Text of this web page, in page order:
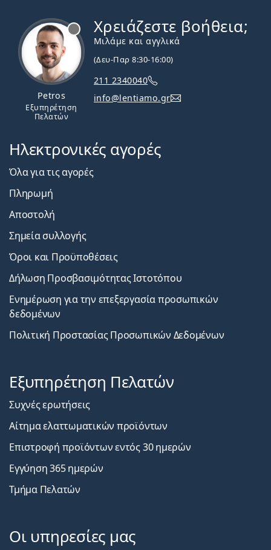
Petros
Εξυπηρέτηση
Πελατών
Χρειάζεστε βοήθεια;
Μιλάμε και αγγλικά
(Δευ-Παρ 8:30-16:00)
211 2340040
info@lentiamo.gr
Ηλεκτρονικές αγορές
Όλα για τις αγορές
Πληρωμή
Αποστολή
Σημεία συλλογής
Όροι και Προϋποθέσεις
Δήλωση Προσβασιμότητας Ιστοτόπου
Ενημέρωση για την επεξεργασία προσωπικών
δεδομένων
Πολιτική Προστασίας Προσωπικών Δεδομένων
Εξυπηρέτηση Πελατών
Συχνές ερωτήσεις
Αίτημα ελαττωματικών προϊόντων
Επιστροφή προϊόντων εντός 30 ημερών
Εγγύηση 365 ημερών
Τμήμα Πελατών
Οι υπηρεσίες μας